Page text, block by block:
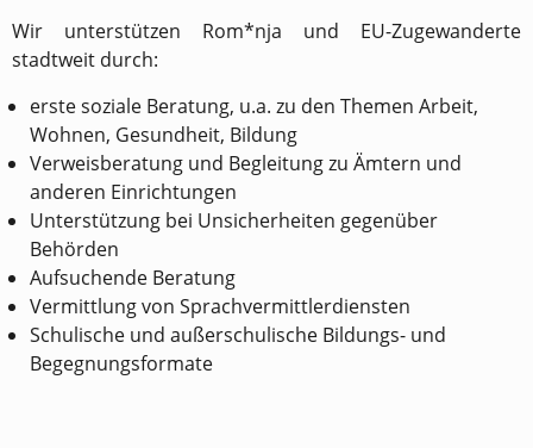
Wir unterstützen Rom*nja und EU-Zugewanderte
stadtweit durch:
erste soziale Beratung, u.a. zu den Themen Arbeit,
Wohnen, Gesundheit, Bildung
Verweisberatung und Begleitung zu Ämtern und
anderen Einrichtungen
Unterstützung bei Unsicherheiten gegenüber
Behörden
Aufsuchende Beratung
Vermittlung von Sprachvermittlerdiensten
Schulische und außerschulische Bildungs- und
Begegnungsformate